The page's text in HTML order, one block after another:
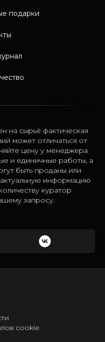
подарки
на сырьё фактическая
может отличаться от
цену у менеджера
и единичные работы, а
быть проданы или
информацию
куратор
запросу.
cookie